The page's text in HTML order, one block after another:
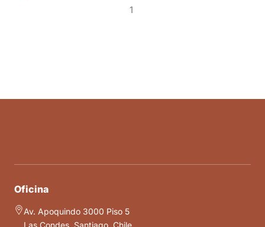
1
Oficina
Av. Apoquindo 3000 Piso 5